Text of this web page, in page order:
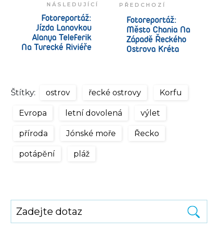
PŘEDCHOZÍ
Fotoreportáž:
Město Chania Na
Západě Řeckého
Ostrova Kréta
NÁSLEDUJÍCÍ
Fotoreportáž:
Jízda Lanovkou
Alanya Teleferik
Na Turecké Riviéře
Štítky: ostrov řecké ostrovy Korfu
Evropa letní dovolená výlet
příroda Jónské moře Řecko
potápění pláž